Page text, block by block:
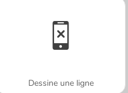
Dessine une ligne